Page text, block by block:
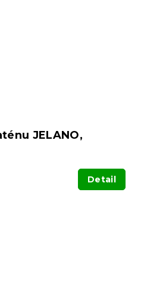
JELANO,
Detail